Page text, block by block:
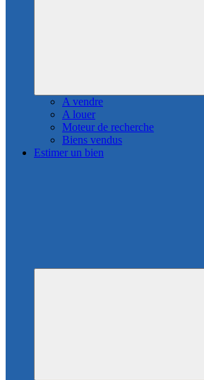
A vendre
A louer
Moteur de recherche
Biens vendus
Estimer un bien